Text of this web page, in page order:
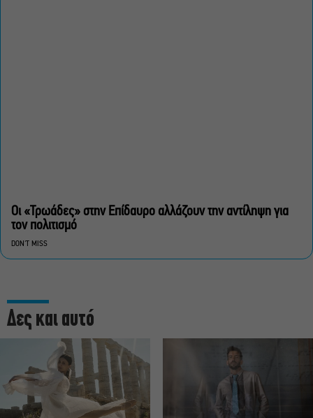
Οι «Τρωάδες» στην Επίδαυρο αλλάζουν την αντίληψη για
τον πολιτισμό
DON'T MISS
Δες και αυτό